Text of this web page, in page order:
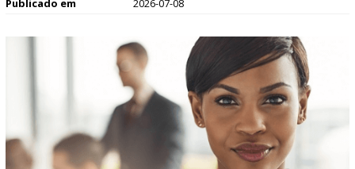
Publicado em
2026-07-08